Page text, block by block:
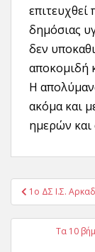
δημόσιας
δεν
αποκομιδή
Η
ακόμα και
ημερών
Πλοήγηση
άρθρων
1ο ΔΣ Ι.Σ.
Τα 10